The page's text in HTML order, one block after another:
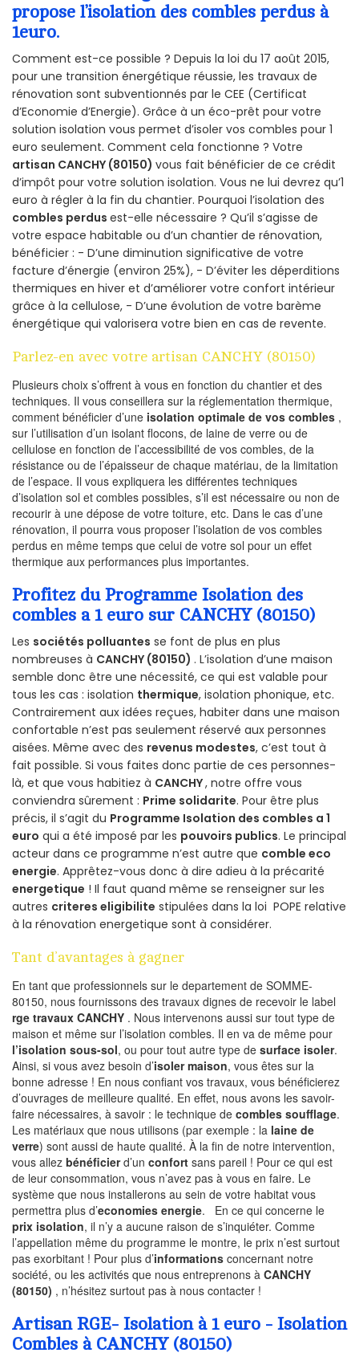
propose l’isolation des combles perdus à
1euro.
Comment est-ce possible ? Depuis la loi du 17 août 2015,
pour une transition énergétique réussie, les travaux de
rénovation sont subventionnés par le CEE (Certificat
d’Economie d’Energie). Grâce à un éco-prêt pour votre
solution isolation vous permet d’isoler vos combles pour 1
euro seulement. Comment cela fonctionne ? Votre
artisan CANCHY (80150) vous fait bénéficier de ce crédit
d’impôt pour votre solution isolation. Vous ne lui devrez qu’1
euro à régler à la fin du chantier. Pourquoi l’isolation des
combles perdus est-elle nécessaire ? Qu’il s’agisse de
votre espace habitable ou d’un chantier de rénovation,
bénéficier : - D’une diminution significative de votre
facture d’énergie (environ 25%), - D’éviter les déperditions
thermiques en hiver et d’améliorer votre confort intérieur
grâce à la cellulose, - D’une évolution de votre barème
énergétique qui valorisera votre bien en cas de revente.
Parlez-en avec votre artisan CANCHY (80150)
Plusieurs choix s’offrent à vous en fonction du chantier et des
techniques. Il vous conseillera sur la réglementation thermique,
comment bénéficier d’une isolation optimale de vos combles ,
sur l’utilisation d’un isolant flocons, de laine de verre ou de
cellulose en fonction de l’accessibilité de vos combles, de la
résistance ou de l’épaisseur de chaque matériau, de la limitation
de l’espace. Il vous expliquera les différentes techniques
d’isolation sol et combles possibles, s’il est nécessaire ou non de
recourir à une dépose de votre toiture, etc. Dans le cas d’une
rénovation, il pourra vous proposer l’isolation de vos combles
perdus en même temps que celui de votre sol pour un effet
thermique aux performances plus importantes.
Profitez du Programme Isolation des
combles a 1 euro sur CANCHY (80150)
Les sociétés polluantes se font de plus en plus
nombreuses à CANCHY (80150) . L’isolation d’une maison
semble donc être une nécessité, ce qui est valable pour
tous les cas : isolation thermique, isolation phonique, etc.
Contrairement aux idées reçues, habiter dans une maison
confortable n’est pas seulement réservé aux personnes
aisées. Même avec des revenus modestes, c’est tout à
fait possible. Si vous faites donc partie de ces personnes-
là, et que vous habitiez à CANCHY, notre offre vous
conviendra sûrement : Prime solidarite. Pour être plus
précis, il s’agit du Programme Isolation des combles a 1
euro qui a été imposé par les pouvoirs publics. Le principal
acteur dans ce programme n’est autre que comble eco
energie. Apprêtez-vous donc à dire adieu à la précarité
energetique ! Il faut quand même se renseigner sur les
autres criteres eligibilite stipulées dans la loi POPE relative
à la rénovation energetique sont à considérer.
Tant d’avantages à gagner
En tant que professionnels sur le departement de SOMME-
80150, nous fournissons des travaux dignes de recevoir le label
rge travaux CANCHY . Nous intervenons aussi sur tout type de
maison et même sur l’isolation combles. Il en va de même pour
l’isolation sous-sol, ou pour tout autre type de surface isoler.
Ainsi, si vous avez besoin d’isoler maison, vous êtes sur la
bonne adresse ! En nous confiant vos travaux, vous bénéficierez
d’ouvrages de meilleure qualité. En effet, nous avons les savoir-
faire nécessaires, à savoir : le technique de combles soufflage.
Les matériaux que nous utilisons (par exemple : la laine de
verre) sont aussi de haute qualité. À la fin de notre intervention,
vous allez bénéficierd’un confort sans pareil ! Pour ce qui est
de leur consommation, vous n’avez pas à vous en faire. Le
système que nous installerons au sein de votre habitat vous
permettra plus d’economies energie. En ce qui concerne le
prix isolation, il n’y a aucune raison de s’inquiéter. Comme
l’appellation même du programme le montre, le prix n’est surtout
pas exorbitant ! Pour plus d’informations concernant notre
société, ou les activités que nous entreprenons à CANCHY
(80150) , n’hésitez surtout pas à nous contacter !
Artisan RGE- Isolation à 1 euro - Isolation
Combles à CANCHY (80150)